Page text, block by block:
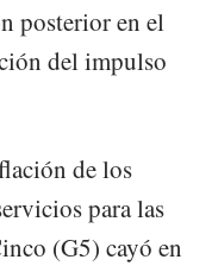
posterior en el
del impulso
de los
para las
(G5) cayó en